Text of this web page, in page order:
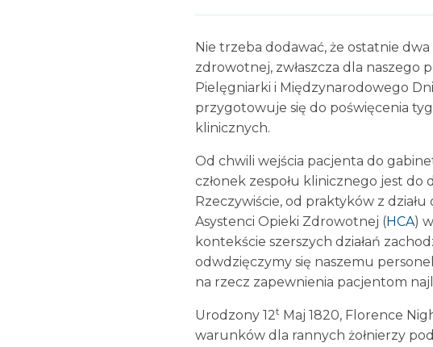
Nie trzeba dodawać, że ostatnie
zdrowotnej, zwłaszcza dla naszego
Pielęgniarki i Międzynarodowego
przygotowuje się do poświęcenia
klinicznych.
Od chwili wejścia pacjenta do
członek zespołu klinicznego jest
Rzeczywiście, od praktyków z
Asystenci Opieki Zdrowotnej (HCA)
kontekście szerszych działań
odwdzięczymy się naszemu
na rzecz zapewnienia pacjentom
Urodzony 12t Maj 1820, Florence
warunków dla rannych żołnierzy